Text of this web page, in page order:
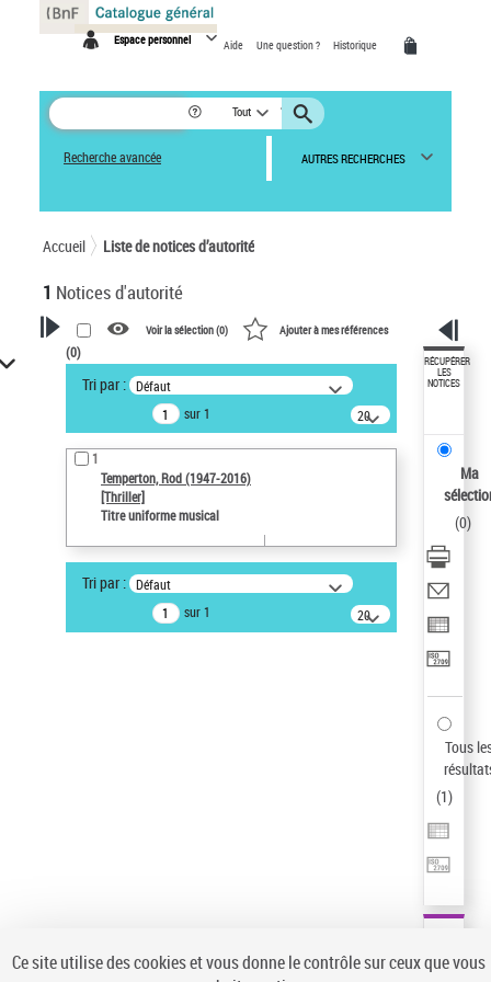
Espace personnel Aide Une question ? Historique
Tout
Recherche avancée AUTRES RECHERCHES
Accueil Liste de notices d’autorité
1 Notices d'autorité
VOTRE RECHERCHE
Recherche avancée dans les
notices d’autorité
Œuvres liées à l'auteur :
Temperton, Rod (1947-2016)
Auteur d’œuvre
Temperton, Rod (1947-2016)
Type de notice d'autorité
Voir la sélection (0) Ajouter à mes références
(0)
Tri par : Défaut
sur 1
20
résultats/page
1
Temperton, Rod (1947-2016)
[Thriller]
Titre uniforme musical
Tri par : Défaut
sur 1
20
résultats/page
RÉCUPÉRER
LES
NOTICES
Ma
(0)
Tous
(1)
Panneau de gestion des cookies
Ce site utilise des cookies et vous donne le contrôle sur ceux que vous